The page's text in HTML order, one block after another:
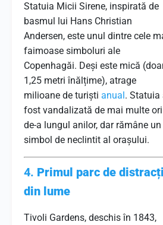
Statuia Micii Sirene, inspirată de
basmul lui Hans Christian
Andersen, este unul dintre cele
faimoase simboluri ale
Copenhagăi. Deși este mică
1,25 metri înălțime), atrage
milioane de turiști anual. Statuia
fost vandalizată de mai multe ori
de-a lungul anilor, dar rămâne un
simbol de neclintit al orașului.
4. Primul parc de
din lume
Tivoli Gardens, deschis în 1843,